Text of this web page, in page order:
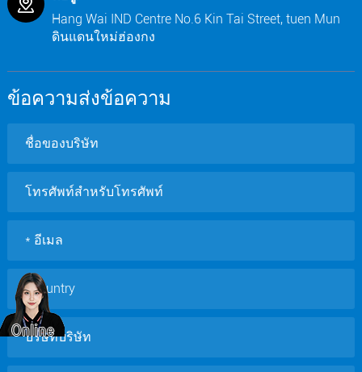
Hang Wai IND Centre No.6 Kin Tai Street, tuen Mun
ดินแดนใหม่ฮ่องกง
ข้อความส่งข้อความ